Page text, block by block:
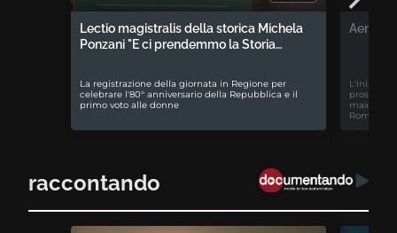
Lectio magistralis della storica Michela
Ponzani "E ci prendemmo la Storia…
La registrazione della giornata in Regione per
celebrare l'80° anniversario della Repubblica e il
primo voto alle donne
Aemilia
Romagna
raccontando